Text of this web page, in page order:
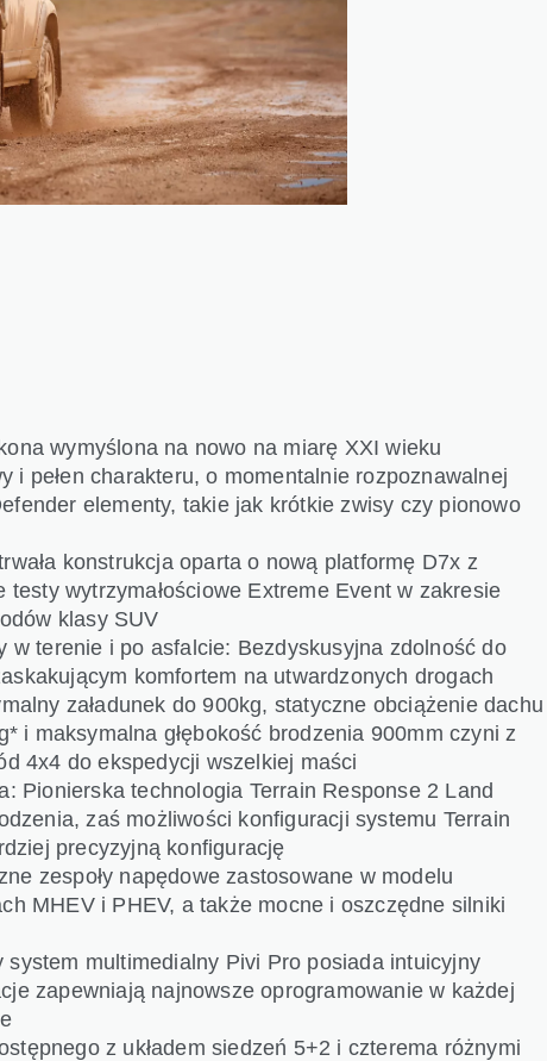
wymyślona na nowo na miarę XXI wieku
i pełen charakteru, o momentalnie rozpoznawalnej
elementy, takie jak krótkie zwisy czy pionowo
konstrukcja oparta o nową platformę D7x z
testy wytrzymałościowe Extreme Event w zakresie
klasy SUV
w terenie i po asfalcie: Bezdyskusyjna zdolność do
komfortem na utwardzonych drogach
załadunek do 900kg, statyczne obciążenie dachu
i maksymalna głębokość brodzenia 900mm czyni z
4x4 do ekspedycji wszelkiej maści
Pionierska technologia Terrain Response 2 Land
zaś możliwości konfiguracji systemu Terrain
precyzyjną konfigurację
zespoły napędowe zastosowane w modelu
MHEV i PHEV, a także mocne i oszczędne silniki
multimedialny Pivi Pro posiada intuicyjny
zapewniają najnowsze oprogramowanie w każdej
z układem siedzeń 5+2 i czterema różnymi